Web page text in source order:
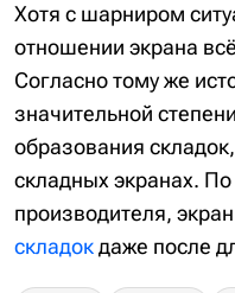
Хотя с шарниром
отношении экрана
Согласно тому же
значительной
образования
складных экранах.
производителя,
складокдаже после